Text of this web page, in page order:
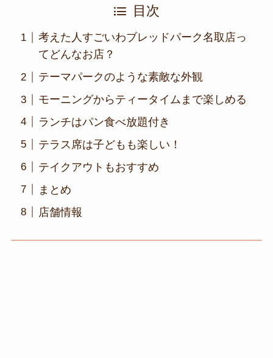
目次
考えた人すごいわブレッドパーク名取店っ
てどんなお店？
テーマパークのような素敵な外観
モーニングからティータイムまで楽しめる
ランチはパン食べ放題付き
テラス席は子どもも楽しい！
テイクアウトもおすすめ
まとめ
店舗情報